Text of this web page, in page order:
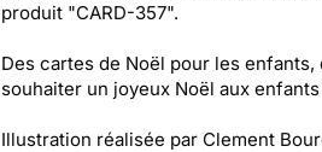
produit "CARD-357".
Des cartes de Noël pour les
souhaiter un joyeux Noël aux
Illustration réalisée par Clement